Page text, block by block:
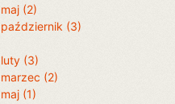
maj (2)
październik (3)
luty (3)
marzec (2)
maj (1)